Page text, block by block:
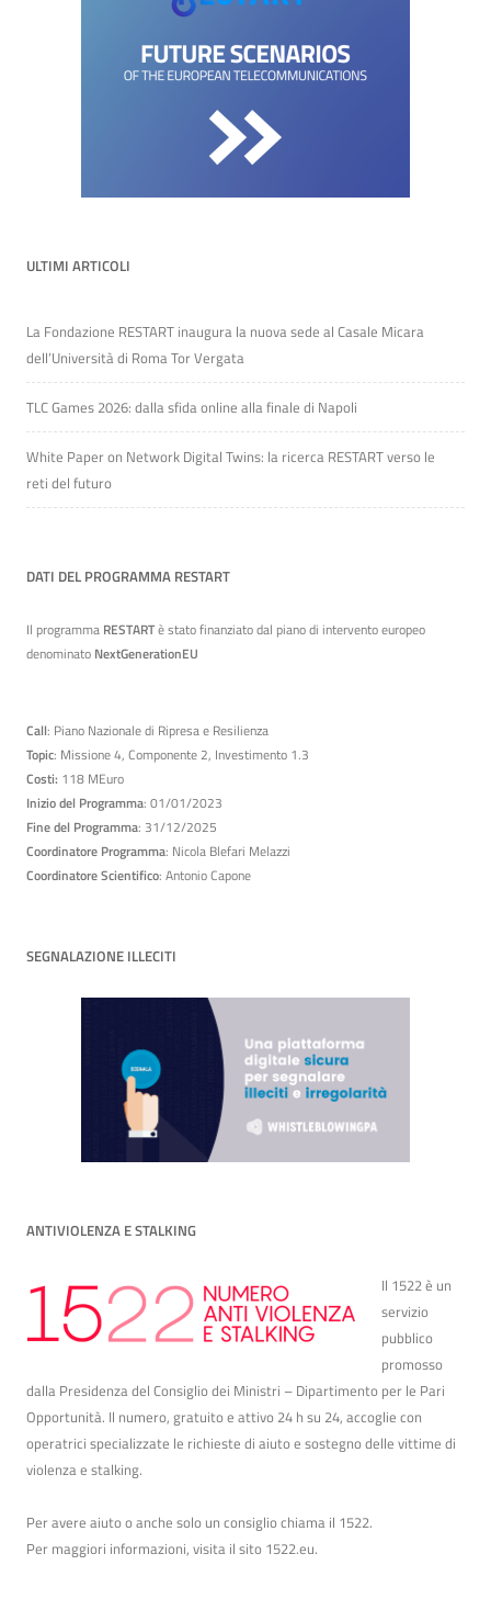
ULTIMI ARTICOLI
La Fondazione RESTART inaugura la nuova sede al Casale Micara
dell’Università di Roma Tor Vergata
TLC Games 2026: dalla sfida online alla finale di Napoli
White Paper on Network Digital Twins: la ricerca RESTART verso le
reti del futuro
DATI DEL PROGRAMMA RESTART
Il programma RESTARTè stato finanziato dal piano di intervento europeo
denominato NextGenerationEU
Call: Piano Nazionale di Ripresa e Resilienza
Topic: Missione 4, Componente 2, Investimento 1.3
Costi: 118 MEuro
Inizio del Programma: 01/01/2023
Fine del Programma: 31/12/2025
Coordinatore Programma: Nicola Blefari Melazzi
Coordinatore Scientifico: Antonio Capone
SEGNALAZIONE ILLECITI
ANTIVIOLENZA E STALKING
Il 1522 è un
servizio
pubblico
promosso
dalla Presidenza del Consiglio dei Ministri – Dipartimento per le Pari
Opportunità. Il numero, gratuito e attivo 24 h su 24, accoglie con
operatrici specializzate le richieste di aiuto e sostegno delle vittime di
violenza e stalking.
Per avere aiuto o anche solo un consiglio chiama il 1522.
Per maggiori informazioni, visita il sito 1522.eu.